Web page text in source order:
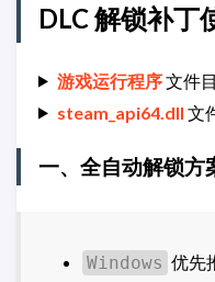
DLC 解锁补丁
游戏运行程序文件
steam_api64.dll 文
一、全自动解锁方
Windows 优先